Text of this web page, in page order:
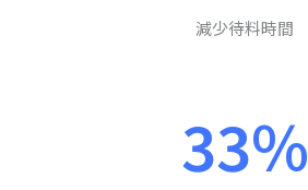
減少待料時間
33%